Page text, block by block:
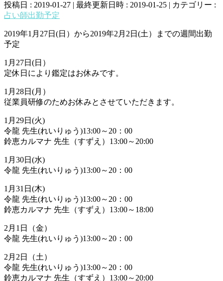
投稿日 : 2019-01-27 最終更新日時 : 2019-01-25
カテゴリー :
占い師出勤予定
2019年1月27日(日）から2019年2月2日(土）までの週間出勤
予定
1月27日(日）
定休日により鑑定はお休みです。
1月28日(月）
従業員研修のためお休みとさせていただきます。
1月29日(火)
令龍 先生(れいりゅう)13:00～20：00
鈴恵カルマナ 先生（すずえ）13:00～20:00
1月30日(水)
令龍 先生(れいりゅう)13:00～20：00
1月31日(木)
令龍 先生(れいりゅう)13:00～20：00
鈴恵カルマナ 先生（すずえ）13:00～18:00
2月1日（金）
令龍 先生(れいりゅう)13:00～20：00
2月2日（土）
令龍 先生(れいりゅう)13:00～20：00
鈴恵カルマナ 先生（すずえ）13:00～20:00